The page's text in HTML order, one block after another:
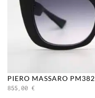
PIERO MASSARO PM382
855,00 €